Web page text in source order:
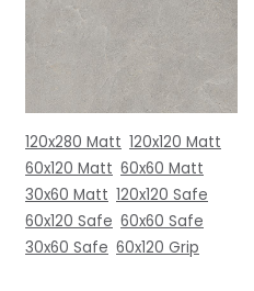
120x280 Matt 120x120 Matt
60x120 Matt 60x60 Matt
30x60 Matt 120x120 Safe
60x120 Safe 60x60 Safe
30x60 Safe 60x120 Grip